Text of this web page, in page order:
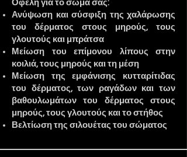
Οφέλη για το σώμα σας:
Ανύψωση και σύσφιξη της χαλάρωσης
του δέρματος στους μηρούς, τους
γλουτούς και μπράτσα
Μείωση του επίμονου λίπους στην
κοιλιά, τους μηρούς και τη μέση
Μείωση της εμφάνισης κυτταρίτιδας
του δέρματος, των ραγάδων και των
βαθουλωμάτων του δέρματος στους
μηρούς, τους γλουτούς και το στήθος
Βελτίωση της σιλουέτας του σώματος